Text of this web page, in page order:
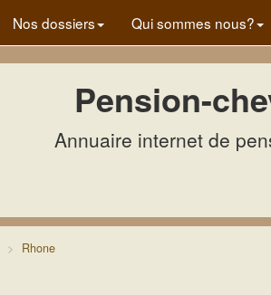
Nos dossiers Qui sommes nous?
Pension-
Annuaire internet de
Rhone